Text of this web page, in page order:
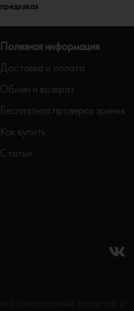
предзаказ
Полезная информация
Доставка и оплата
Обмен и возврат
Бесплатная проверка зрения
Как купить
Статьи